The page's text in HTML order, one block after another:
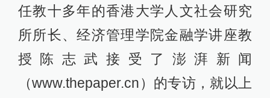
任教十多年的香港大学人文社会研究
所所长、经济管理学院金融学讲座教
授陈志武接受了澎湃新闻
（www.thepaper.cn）的专访，就以上